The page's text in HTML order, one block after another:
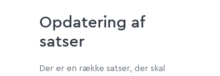
Opdatering af
satser
Der er en række satser, der skal